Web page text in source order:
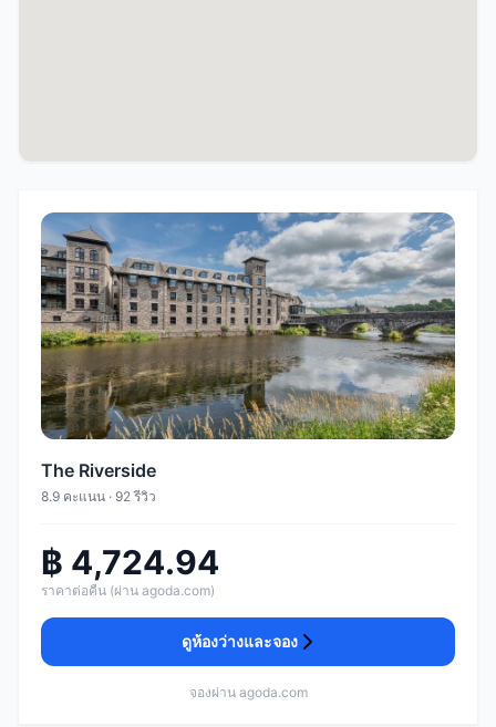
The Riverside
8.9 คะแนน · 92 รีวิว
฿ 4,724.94
ราคาต่อคืน (ผ่าน agoda.com)
ดูห้องว่างและจอง
จองผ่าน agoda.com